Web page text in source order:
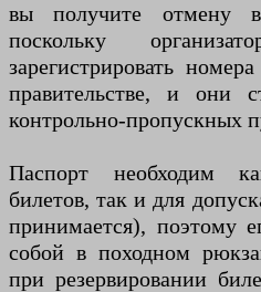
вы получите отмену
поскольку
зарегистрировать
правительстве, и они
контрольно-пропускных
Паспорт необходим
билетов, так и для
принимается), поэтому
собой в походном
при резервировании